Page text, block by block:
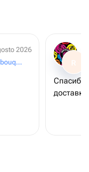
2026
Magicbouquet174 R
Спасибо